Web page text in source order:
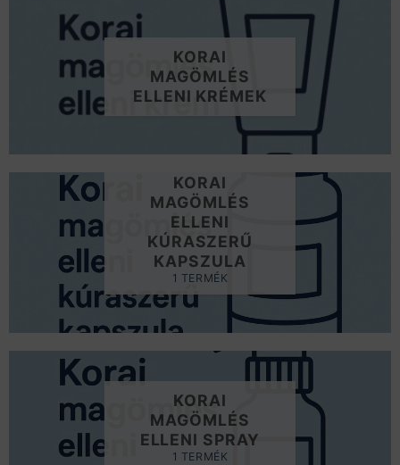
KORAI
MAGÖMLÉS
ELLENI KRÉMEK
KORAI
MAGÖMLÉS
ELLENI
KÚRASZERŰ
KAPSZULA
1 TERMÉK
KORAI
MAGÖMLÉS
ELLENI SPRAY
1 TERMÉK